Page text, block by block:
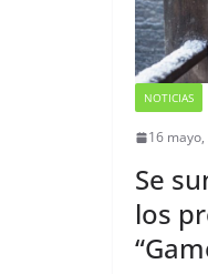
NOTICIAS
16
Se
los